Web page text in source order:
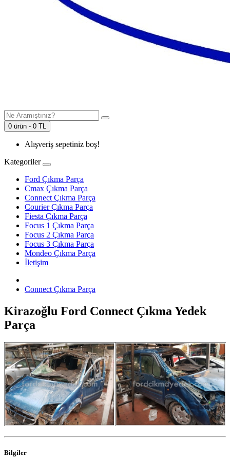
0 ürün - 0 TL
Alışveriş sepetiniz boş!
Kategoriler
Ford Çıkma Parça
Cmax Çıkma Parça
Connect Çıkma Parça
Courier Çıkma Parça
Fiesta Çıkma Parça
Focus 1 Çıkma Parça
Focus 2 Çıkma Parça
Focus 3 Çıkma Parça
Mondeo Çıkma Parça
İletişim
Connect Çıkma Parça
Kirazoğlu Ford Connect Çıkma Yedek
Parça
Bilgiler